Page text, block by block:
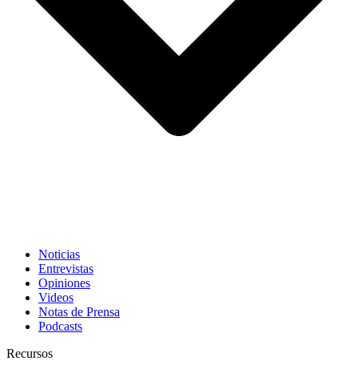
Noticias
Entrevistas
Opiniones
Videos
Notas de Prensa
Podcasts
Recursos